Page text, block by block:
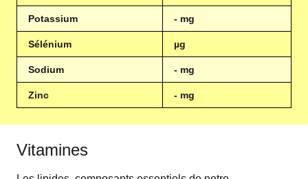
Potassium - mg
Sélénium µg
Sodium - mg
Zinc - mg
Vitamines